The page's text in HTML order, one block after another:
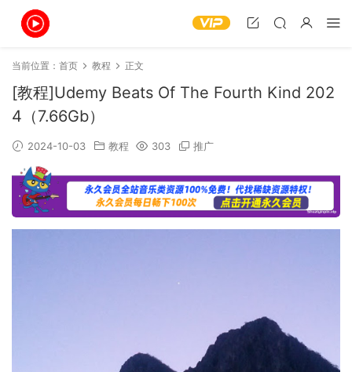
当前位置： 首页 教程 正文
[教程]Udemy Beats Of The Fourth Kind 202
4（7.66Gb）
2024-10-03 教程 303 推广